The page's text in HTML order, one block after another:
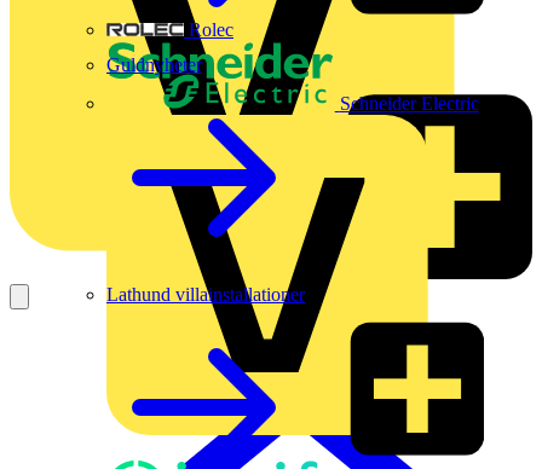
Rolec
Schneider Electric
Guldnyheter
Lathund villainstallationer